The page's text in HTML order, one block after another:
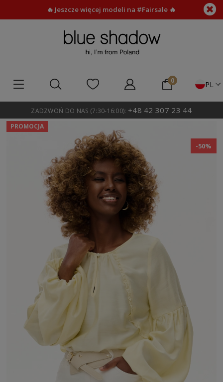
🔥 Jeszcze więcej modeli na #Fairsale 🔥
PL
ZADZWOŃ DO NAS (7:30-16:00): +48 42 307 23 44
PROMOCJA
-50%